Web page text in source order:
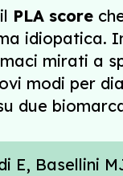
PLA score
idiopatica.
mirati a
modi per
due
E, Basellini